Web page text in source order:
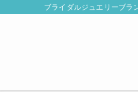
ブライダルジュエリーブラ